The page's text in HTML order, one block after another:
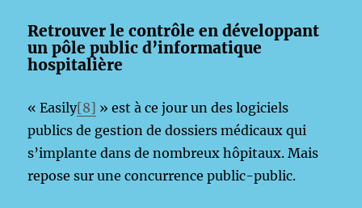
Retrouver le contrôle en développant
un pôle public d’informatique
hospitalière
« Easily[8] » est à ce jour un des logiciels
publics de gestion de dossiers médicaux qui
s’implante dans de nombreux hôpitaux. Mais
repose sur une concurrence public-public.